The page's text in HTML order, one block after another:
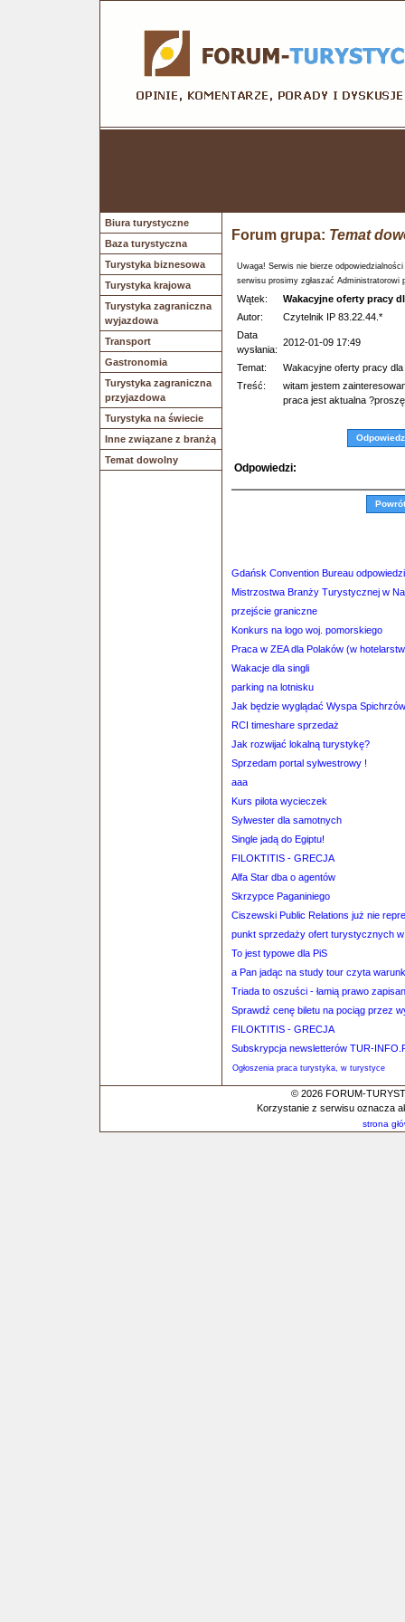
Biura turystyczne
Baza turystyczna
Turystyka biznesowa
Turystyka krajowa
Turystyka zagraniczna
wyjazdowa
Transport
Gastronomia
Turystyka zagraniczna
przyjazdowa
Turystyka na świecie
Inne związane z branżą
Temat dowolny
Forum grupa: Temat
Uwaga! Serwis nie bierze
serwisu prosimy zgłaszać Administratorowi
Wątek:
Wakacyjne oferty pracy
Autor:
Czytelnik IP 83.22.44.*
Data
wysłania:
2012-01-09 17:49
Temat:
Wakacyjne oferty pracy dla
Treść:
witam jestem
praca jest aktualna
Odpowiedz
Odpowiedzi:
Gdańsk Convention Bureau
Mistrzostwa Branży Turystycznej w
przejście graniczne
Konkurs na logo woj. pomorskiego
Praca w ZEA dla Polaków (w
Wakacje dla singli
parking na lotnisku
Jak będzie wyglądać Wyspa
RCI timeshare sprzedaż
Jak rozwijać lokalną turystykę?
Sprzedam portal sylwestrowy !
aaa
Kurs pilota wycieczek
Sylwester dla samotnych
Single jadą do Egiptu!
FILOKTITIS - GRECJA
Alfa Star dba o agentów
Skrzypce Paganiniego
Ciszewski Public Relations już nie
punkt sprzedaży ofert turystycznych w
To jest typowe dla PiS
a Pan jadąc na study tour czyta
Triada to oszuści - łamią prawo
Sprawdź cenę biletu na pociąg przez
FILOKTITIS - GRECJA
Subskrypcja newsletterów TUR-
Ogłoszenia praca turystyka, w turystyce
© 2026 FORUM-
Korzystanie z serwisu oznacza
strona